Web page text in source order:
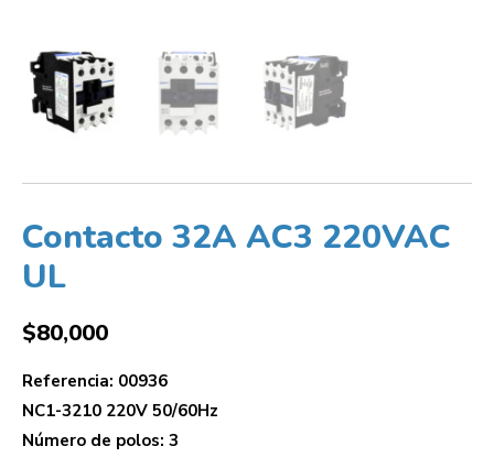
Contacto 32A AC3 220VAC
UL
$80,000
Referencia: 00936
NC1-3210 220V 50/60Hz
Número de polos: 3